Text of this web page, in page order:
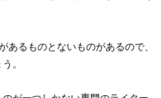
るものとないものがあるので、
。